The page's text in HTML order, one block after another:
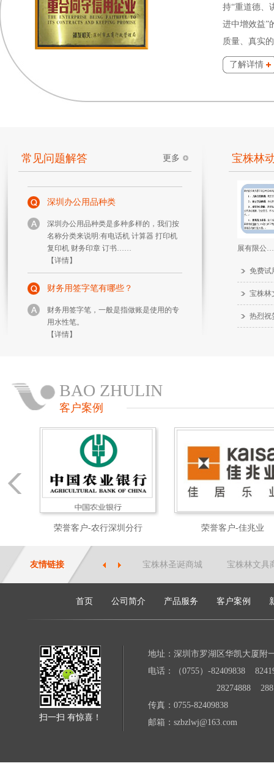
持“重道德、
进中增效益”
质量、真实
了解详情
常见问题解答 更多
财务用签字笔有哪些？
财务用签字笔，一般是指做账是使用的专
新开公司办公用品采购步骤？
【详情】
名称分类来说明:有电话机 计算器 打印机
复印机 财务印章 订书……
【详情】
用水性笔。
【详情】
新开公司办公用品采购步骤，6个基本的
步骤可供参考！
【详情】
深圳办公用品种类
名称分类来说明:有电话机 计算器 打印机
【详情】
宝株林
展有限公
免费试
宝株
热烈
BAO ZHULIN
客户案例
荣誉客户-农行深圳分行 荣誉客户-佳兆业
友情链接 宝株林圣诞商城 宝株林文具
首页 公司简介 产品服务 客户案例
扫一扫 有惊喜！
地址：深圳市罗湖区华凯大厦附
电话：（0755）-82409838
28274888
传真：0755-82409838
邮箱：szbzlwj@163.com